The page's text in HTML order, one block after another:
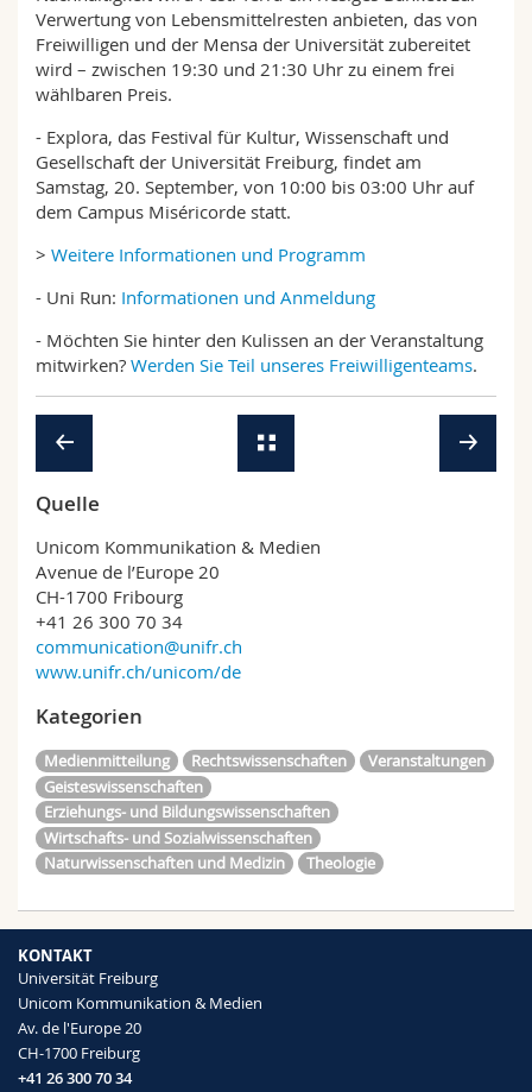
Verwertung von Lebensmittelresten anbieten, das von
Freiwilligen und der Mensa der Universität zubereitet
wird – zwischen 19:30 und 21:30 Uhr zu einem frei
wählbaren Preis.
- Explora, das Festival für Kultur, Wissenschaft und
Gesellschaft der Universität Freiburg, findet am
Samstag, 20. September, von 10:00 bis 03:00 Uhr auf
dem Campus Miséricorde statt.
> Weitere Informationen und Programm
- Uni Run: Informationen und Anmeldung
- Möchten Sie hinter den Kulissen an der Veranstaltung
mitwirken? Werden Sie Teil unseres Freiwilligenteams.
Quelle
Unicom Kommunikation & Medien
Avenue de l’Europe 20
CH-1700 Fribourg
+41 26 300 70 34
communication@unifr.ch
www.unifr.ch/unicom/de
Kategorien
Medienmitteilung Rechtswissenschaften
Veranstaltungen
Geisteswissenschaften
Erziehungs- und Bildungswissenschaften
Wirtschafts- und Sozialwissenschaften
Naturwissenschaften und Medizin
Theologie
KONTAKT
Universität Freiburg
Unicom Kommunikation & Medien
Av. de l'Europe 20
CH-1700 Freiburg
+41 26 300 70 34